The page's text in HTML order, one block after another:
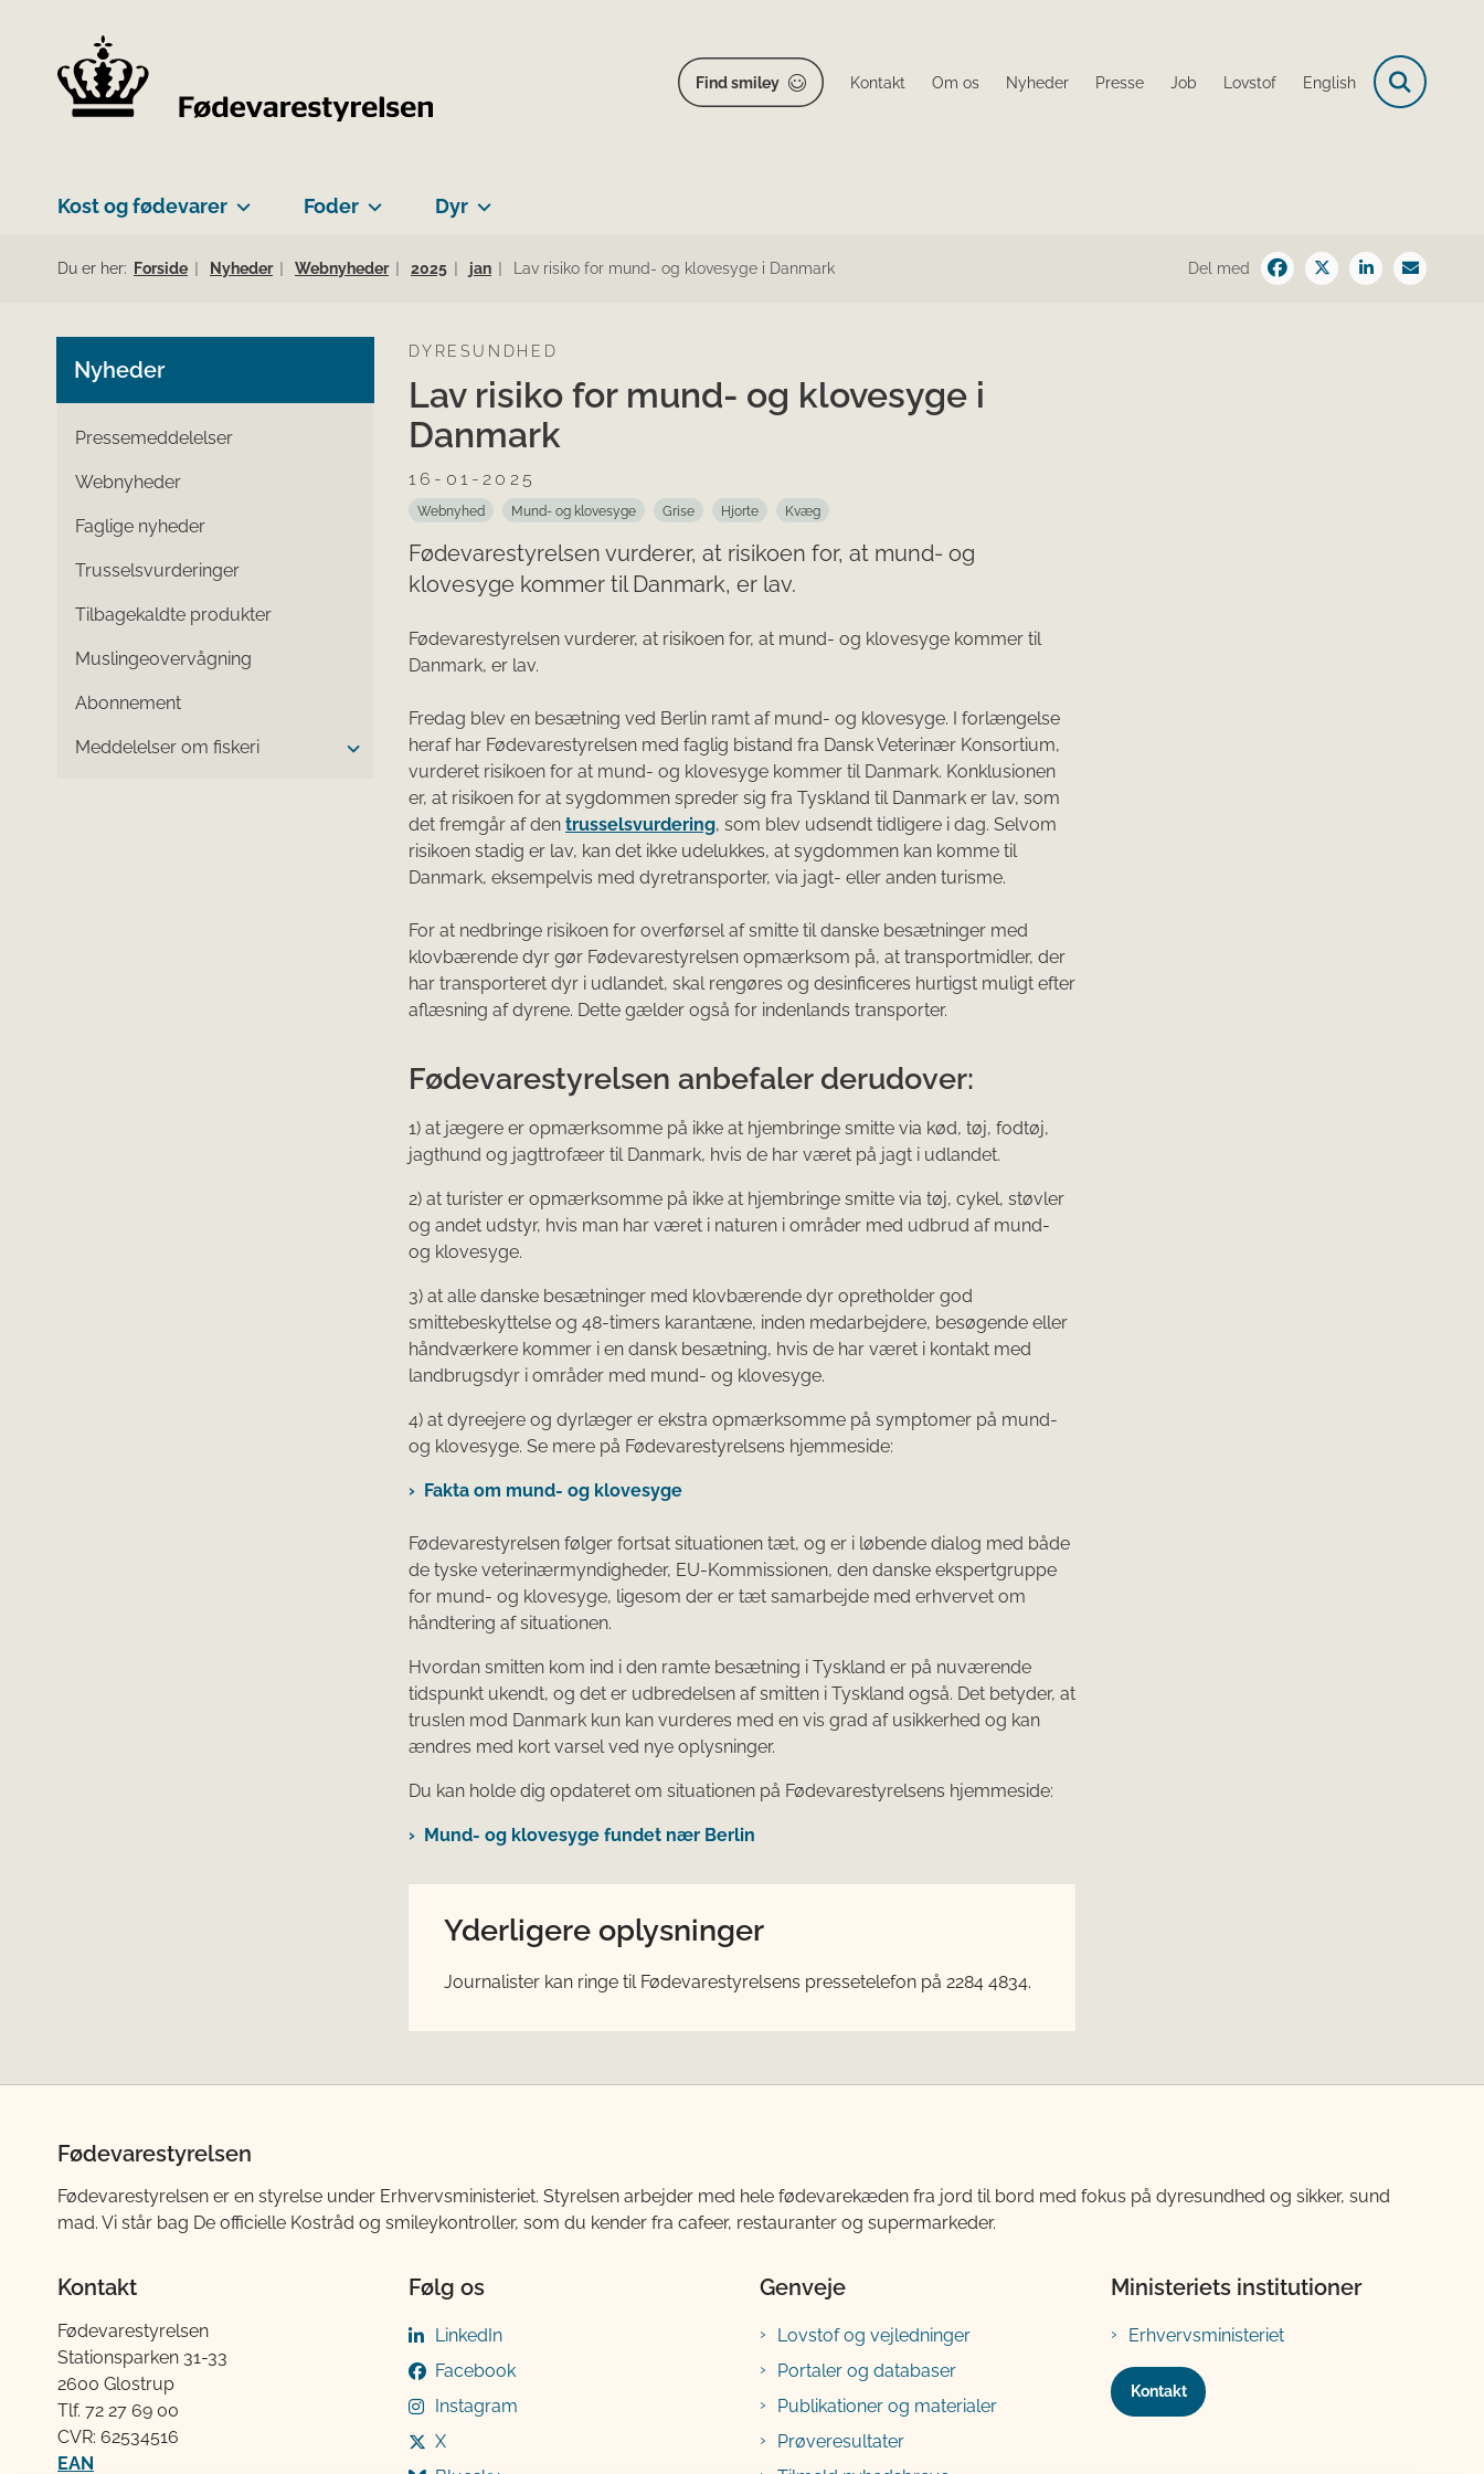
Find smiley Kontakt Om os Nyheder Presse Job Lovstof English
Kost og fødevarer Foder Dyr
Du er her: Forside Nyheder Webnyheder 2025 jan Lav risiko for mund- og klovesyge i Danmark Del med
Nyheder
Pressemeddelelser
Webnyheder
Faglige nyheder
Trusselsvurderinger
Tilbagekaldte produkter
Muslingeovervågning
Abonnement
Meddelelser om fiskeri
DYRESUNDHED
Lav risiko for mund- og klovesyge i
Danmark
16-01-2025
Webnyhed Mund- og klovesyge Grise Hjorte Kvæg
Fødevarestyrelsen vurderer, at risikoen for, at mund- og
klovesyge kommer til Danmark, er lav.
Fødevarestyrelsen vurderer, at risikoen for, at mund- og klovesyge kommer til
Danmark, er lav.
Fredag blev en besætning ved Berlin ramt af mund- og klovesyge. I forlængelse
heraf har Fødevarestyrelsen med faglig bistand fra Dansk Veterinær Konsortium,
vurderet risikoen for at mund- og klovesyge kommer til Danmark. Konklusionen
er, at risikoen for at sygdommen spreder sig fra Tyskland til Danmark er lav, som
det fremgår af den trusselsvurdering, som blev udsendt tidligere i dag. Selvom
risikoen stadig er lav, kan det ikke udelukkes, at sygdommen kan komme til
Danmark, eksempelvis med dyretransporter, via jagt- eller anden turisme.
For at nedbringe risikoen for overførsel af smitte til danske besætninger med
klovbærende dyr gør Fødevarestyrelsen opmærksom på, at transportmidler, der
har transporteret dyr i udlandet, skal rengøres og desinficeres hurtigst muligt efter
aflæsning af dyrene. Dette gælder også for indenlands transporter.
Fødevarestyrelsen anbefaler derudover:
1) at jægere er opmærksomme på ikke at hjembringe smitte via kød, tøj, fodtøj,
jagthund og jagttrofæer til Danmark, hvis de har været på jagt i udlandet.
2) at turister er opmærksomme på ikke at hjembringe smitte via tøj, cykel, støvler
og andet udstyr, hvis man har været i naturen i områder med udbrud af mund-
og klovesyge.
3) at alle danske besætninger med klovbærende dyr opretholder god
smittebeskyttelse og 48-timers karantæne, inden medarbejdere, besøgende eller
håndværkere kommer i en dansk besætning, hvis de har været i kontakt med
landbrugsdyr i områder med mund- og klovesyge.
4) at dyreejere og dyrlæger er ekstra opmærksomme på symptomer på mund-
og klovesyge. Se mere på Fødevarestyrelsens hjemmeside:
Fakta om mund- og klovesyge
Fødevarestyrelsen følger fortsat situationen tæt, og er i løbende dialog med både
de tyske veterinærmyndigheder, EU-Kommissionen, den danske ekspertgruppe
for mund- og klovesyge, ligesom der er tæt samarbejde med erhvervet om
håndtering af situationen.
Hvordan smitten kom ind i den ramte besætning i Tyskland er på nuværende
tidspunkt ukendt, og det er udbredelsen af smitten i Tyskland også. Det betyder, at
truslen mod Danmark kun kan vurderes med en vis grad af usikkerhed og kan
ændres med kort varsel ved nye oplysninger.
Du kan holde dig opdateret om situationen på Fødevarestyrelsens hjemmeside:
Mund- og klovesyge fundet nær Berlin
Yderligere oplysninger
Journalister kan ringe til Fødevarestyrelsens pressetelefon på 2284 4834.
Fødevarestyrelsen
Fødevarestyrelsen er en styrelse under Erhvervsministeriet. Styrelsen arbejder med hele fødevarekæden fra jord til bord med fokus på dyresundhed og sikker, sund
mad. Vi står bag De officielle Kostråd og smileykontroller, som du kender fra cafeer, restauranter og supermarkeder.
Kontakt
Fødevarestyrelsen
Stationsparken 31-33
2600 Glostrup
Tlf. 72 2​​​7 69 00
CVR: 62534516
EAN
Følg os
LinkedIn
Facebook
Instagram
X
Genveje
Lovstof og vejledninger
Portaler og databaser
Publikationer og materialer
Prøveresultater
Ministeriets institutioner
Erhvervsministeriet
Kontakt